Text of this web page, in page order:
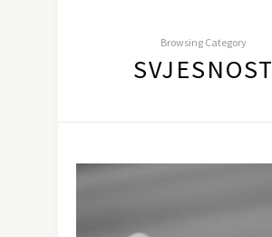
Browsing Category
SVJESNOST